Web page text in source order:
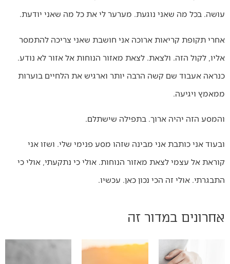
עושה. בכל מה שאני נוגעת. מערער לי את כל מה שאני יודעת.
אחרי תקופת קריאות ארוכה אני חושבת שאני צריכה להתמסר
אליו, לקול הזה. ולצאת. לצאת מאזור הנוחות אל אזור לא נודע.
כנראה אעבוד שם קשה הרבה יותר וארגיש את הלחיים בוערות
ממאמץ ויגיעה.
והמסע הזה יהיה ארוך. בתפילה שישתלם.
ובעוד אני כותבת אני מבינה שזהו מסע פנימי שלי. ושזו אני
קוראת אל עצמי לצאת מאזור הנוחות. אולי כי נתקעתי, אולי כי
התבגרתי. אולי זה הכי נכון כאן. עכשיו.
אחרונים במדור זה